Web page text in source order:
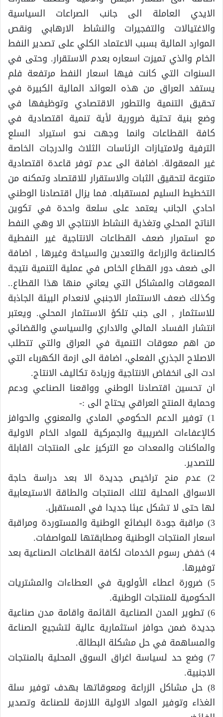
الايدي العاملة الى جانب الصراعات السياسية
والاغتيالات والتفجيرات والنشاط الارهابي ونقص
الموارد المالية بسبب الاعتماد الكلي على تصدير النفط
الخام والذي تميزت اسعاره بعدم الاستقرار. وحتى في
السنوات التي كانت فيها اسعار النفط مرتفعة فلم
يستفد العراق من هذه العوائد المالية الكبيرة في
تحقيق التنمية والتطور الاقتصادي وتوظيفها في
وضع بنية تحتية ضرورية لأية تنمية اقتصادية في
كافة القطاعات وانما وجهت نحو استيراد السلع
الترفية ولامتيازات الرئاسات الثلاث والدرجات الخاصة
غير المعقولة. اضافة الى عدم توفر قاعدة اقتصادية
متنوعة لتحقيق الثبات والاستقرار للاقتصاد وتمكنه من
التخطيط السليم لمستقبله. فما يزال اقتصادنا الوطني
احادي الجانب يعتمد على سلعة واحدة في تكوين
الناتج المحلي وتغذية النشاط الانتاجي الا وهي النفط
مع استمرار ضعف القطاعات الانتاجية غير النفطية
كالصناعة والزراعة والتعدين والسياحة وغيرها , اضافة
الى ضعف دور القطاع الخاص في عملية التنمية نتيجة
المعوقات والمشاكل التي يعاني منها هذا القطاع..
وكذلك ضعف الاستثمار الاجنبي لانعدام البيئة الجاذبة
للاستثمار , الى جنب تلكؤ الاستثمار المحلي. ويعتبر
انتشار الفساد المالي والاداري والسياسي والقضائي
من اهم معوقات التنمية في العراق والتي تتطلب
الاصلاح الجذري الفعلي، اضافة الى ازمة الكهرباء التي
ادت الى انخفاض الانتاجية وزيادة تكاليف الانتاج.
ان تحسين اقتصادنا الوطني وواقعنا الصناعي ودعم
وحماية المنتج العراقي يحتاج الى :-
1) توفير الدعم الحكومي المادي والمعنوي والحوافز
كالإعفاءات الضريبية والجمركية للمواد الخام الاولية
والماكنات والمعدات مع التركيز على المنتجات القابلة
للتصدير.
2) عدم منح تراخيص جديدة الا بعد دراسة حاجة
الاسواق المحلية لتلك المنتجات والطاقة الاستيعابية
لها حتى لا تشكل عبئا جديدا في المستقبل.
3) مراقبة جودة البضائع الوطنية والمستوردة ومراقبة
اسعار المنتجات الوطنية ومطابقتها للمواصفات.
4) خفض رسوم الخدمات لكافة القطاعات الصناعية بعد
توفيرها.
5) ضرورة اعطاء الأولوية في العطاءات والمشتريات
الحكومية للمنتجات الوطنية.
6) تطوير المدن الصناعية القائمة واقامة مدن صناعية
جديدة ضمن حوافز استثمارية عالية لتشجيع الصناعة
والمساهمة في حل مشكلة البطالة.
7) وضع حد لسياسة اغراق السوق المحلية بالمنتجات
الاجنبية.
8) حل مشاكل الزراعة ومعوقاتها بهدف توفير سلة
الغذاء وتوفير المواد الاولية اللازمة للصناعة وتصدير